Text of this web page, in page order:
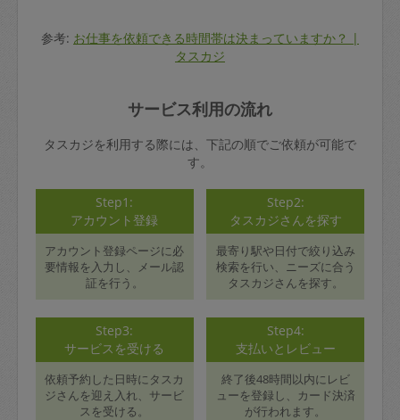
参考: お仕事を依頼できる時間帯は決まっていますか？ |
タスカジ
サービス利用の流れ
タスカジを利用する際には、下記の順でご依頼が可能で
す。
Step1:
アカウント登録
アカウント登録ページに必
要情報を入力し、メール認
証を行う。
Step2:
タスカジさんを探す
最寄り駅や日付で絞り込み
検索を行い、ニーズに合う
タスカジさんを探す。
Step3:
サービスを受ける
依頼予約した日時にタスカ
ジさんを迎え入れ、サービ
スを受ける。
Step4:
支払いとレビュー
終了後48時間以内にレビ
ューを登録し、カード決済
が行われます。